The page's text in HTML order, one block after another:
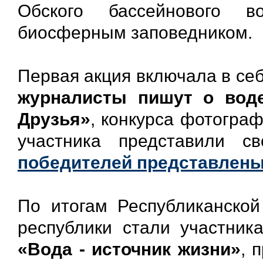
Обского бассейнового
биосферным заповедником.
Первая акция включала в
журналисты пишут о
Друзья», конкурса
участника представили
победителей
По итогам
республики стали
«Вода - источник жизни»,